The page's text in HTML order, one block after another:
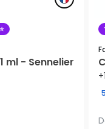
ml - Sennelier